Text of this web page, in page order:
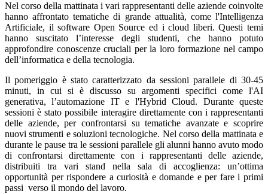
Nel corso della mattinata i vari rappresentanti delle aziende coinvolte
hanno affrontato tematiche di grande attualità, come l'Intelligenza
Artificiale, il software Open Source ed i cloud liberi. Questi temi
hanno suscitato l’interesse degli studenti, che hanno potuto
approfondire conoscenze cruciali per la loro formazione nel campo
dell’informatica e della tecnologia.
Il pomeriggio è stato caratterizzato da sessioni parallele di 30-45
minuti, in cui si è discusso su argomenti specifici come l'AI
generativa, l’automazione IT e l'Hybrid Cloud. Durante queste
sessioni è stato possibile interagire direttamente con i rappresentanti
delle aziende, per confrontarsi su tematiche avanzate e scoprire
nuovi strumenti e soluzioni tecnologiche. Nel corso della mattinata e
durante le pause tra le sessioni parallele gli alunni hanno avuto modo
di confrontarsi direttamente con i rappresentanti delle aziende,
distribuiti tra vari stand nella sala di accoglienza: un’ottima
opportunità per rispondere a curiosità e domande e per fare i primi
passi verso il mondo del lavoro.